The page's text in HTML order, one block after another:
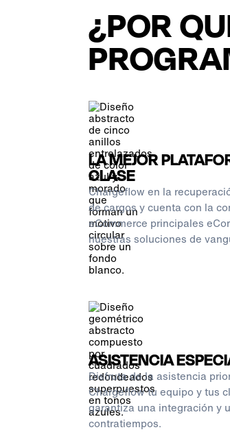
¿POR
LA MEJOR
CLASE
Chargeflow en la
de cargos y cuenta con la
eCommerce principales
nuestras soluciones de
ASISTENCIA
Disfruta de la asistencia
Chargeflow tu equipo y tus
garantiza una integración y
contratiempos.